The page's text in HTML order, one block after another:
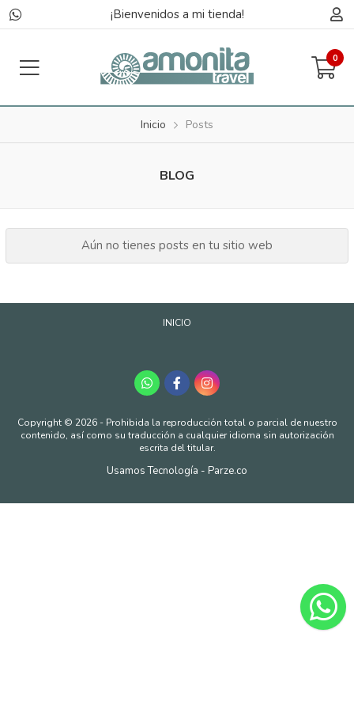
¡Bienvenidos a mi tienda!
0
Inicio Posts
BLOG
Aún no tienes posts en tu sitio web
INICIO
Copyright © 2026 - Prohibida la reproducción total o parcial de nuestro
contenido, así como su traducción a cualquier idioma sin autorización
escrita del titular.
Usamos Tecnología - Parze.co